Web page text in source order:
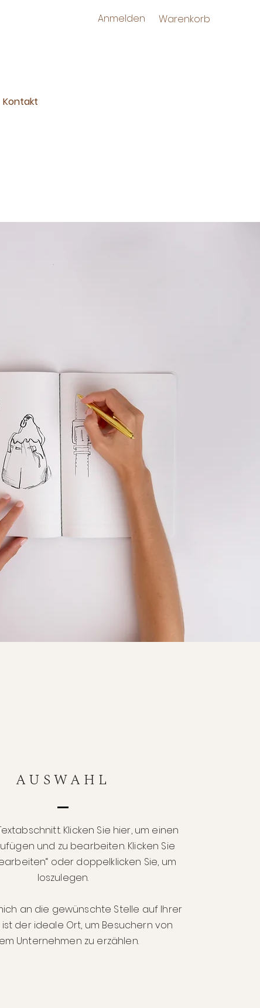
Anmelden Warenkorb
Kontakt
AUSWAHL
Klicken Sie hier, um einen
und zu bearbeiten. Klicken Sie
oder doppelklicken Sie, um
loszulegen.
an die gewünschte Stelle auf Ihrer
ist der ideale Ort, um Besuchern von
Unternehmen zu erzählen.